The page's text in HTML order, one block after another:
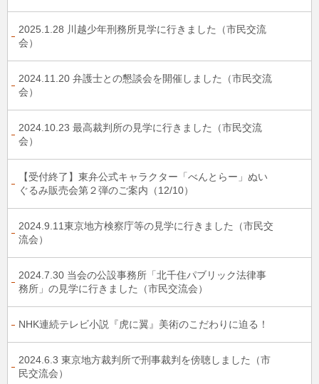
2025.1.28 川越少年刑務所見学に行きました（市民交流
会）
2024.11.20 弁護士との懇談会を開催しました（市民交流
会）
2024.10.23 最高裁判所の見学に行きました（市民交流
会）
【受付終了】東弁公式キャラクター「べんとらー」ぬい
ぐるみ販売会第２弾のご案内（12/10）
2024.9.11東京地方検察庁等の見学に行きました（市民交
流会）
2024.7.30 当会の公設事務所「北千住パブリック法律事
務所」の見学に行きました（市民交流会）
NHK連続テレビ小説『虎に翼』美術のこだわりに迫る！
2024.6.3 東京地方裁判所で刑事裁判を傍聴しました（市
民交流会）